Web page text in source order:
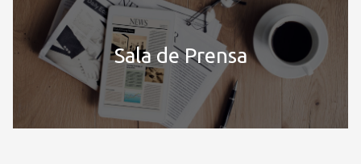
Sala de Prensa